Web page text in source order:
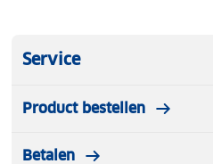
Service
Product bestellen
Betalen